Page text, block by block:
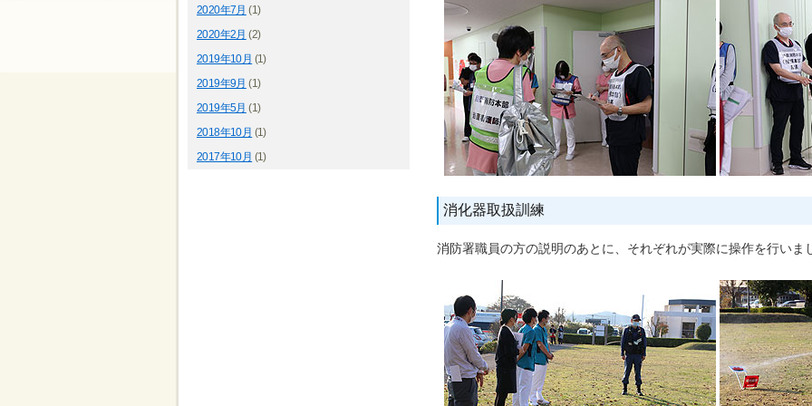
2020年7月 (1)
2020年2月 (2)
2019年10月 (1)
2019年9月 (1)
2019年5月 (1)
2018年10月 (1)
2017年10月 (1)
消化器取扱訓練
消防署職員の方の説明のあとに、それぞれが実際に操作を行いま